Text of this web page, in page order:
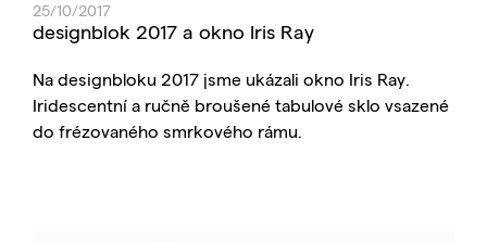
25/10/2017
designblok 2017 a okno Iris Ray
Na designbloku 2017 jsme ukázali okno Iris Ray.
Iridescentní a ručně broušené tabulové sklo vsazené
do frézovaného smrkového rámu.